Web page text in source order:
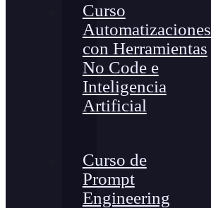
Curso
Automatizaciones
con Herramientas
No Code e
Inteligencia
Artificial
Curso de
Prompt
Engineering